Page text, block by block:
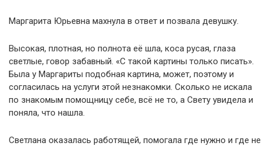
Маргарита Юрьевна махнула в ответ и позвала девушку.
Высокая, плотная, но полнота её шла, коса русая, глаза
светлые, говор забавный. «С такой картины только писать».
Была у Маргариты подобная картина, может, поэтому и
согласилась на услуги этой незнакомки. Сколько не искала
по знакомым помощницу себе, всё не то, а Свету увидела и
поняла, что нашла.
Светлана оказалась работящей, помогала где нужно и где не